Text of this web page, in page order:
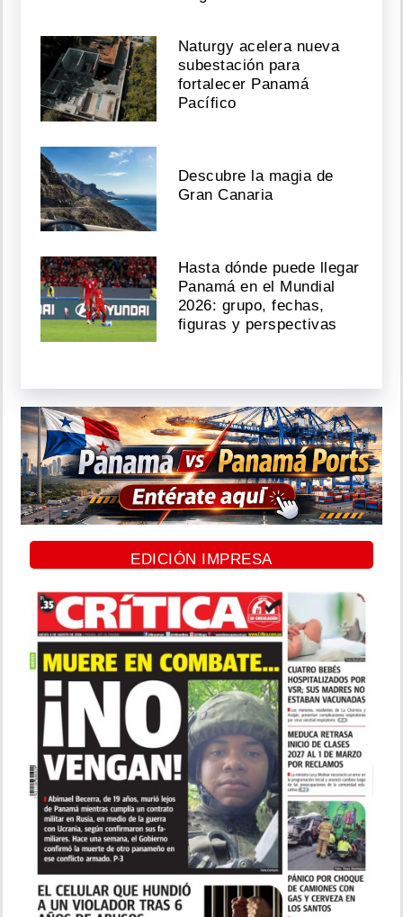
Naturgy acelera nueva
subestación para
fortalecer Panamá
Pacífico
Descubre la magia de
Gran Canaria
Hasta dónde puede llegar
Panamá en el Mundial
2026: grupo, fechas,
figuras y perspectivas
EDICIÓN IMPRESA